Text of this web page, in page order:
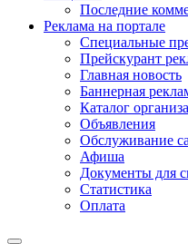
Последние
Реклама на портале
Специальные
Прейскурант
Главная новость
Баннерная
Каталог
Объявления
Обслуживание
Афиша
Документы для
Статистика
Оплата